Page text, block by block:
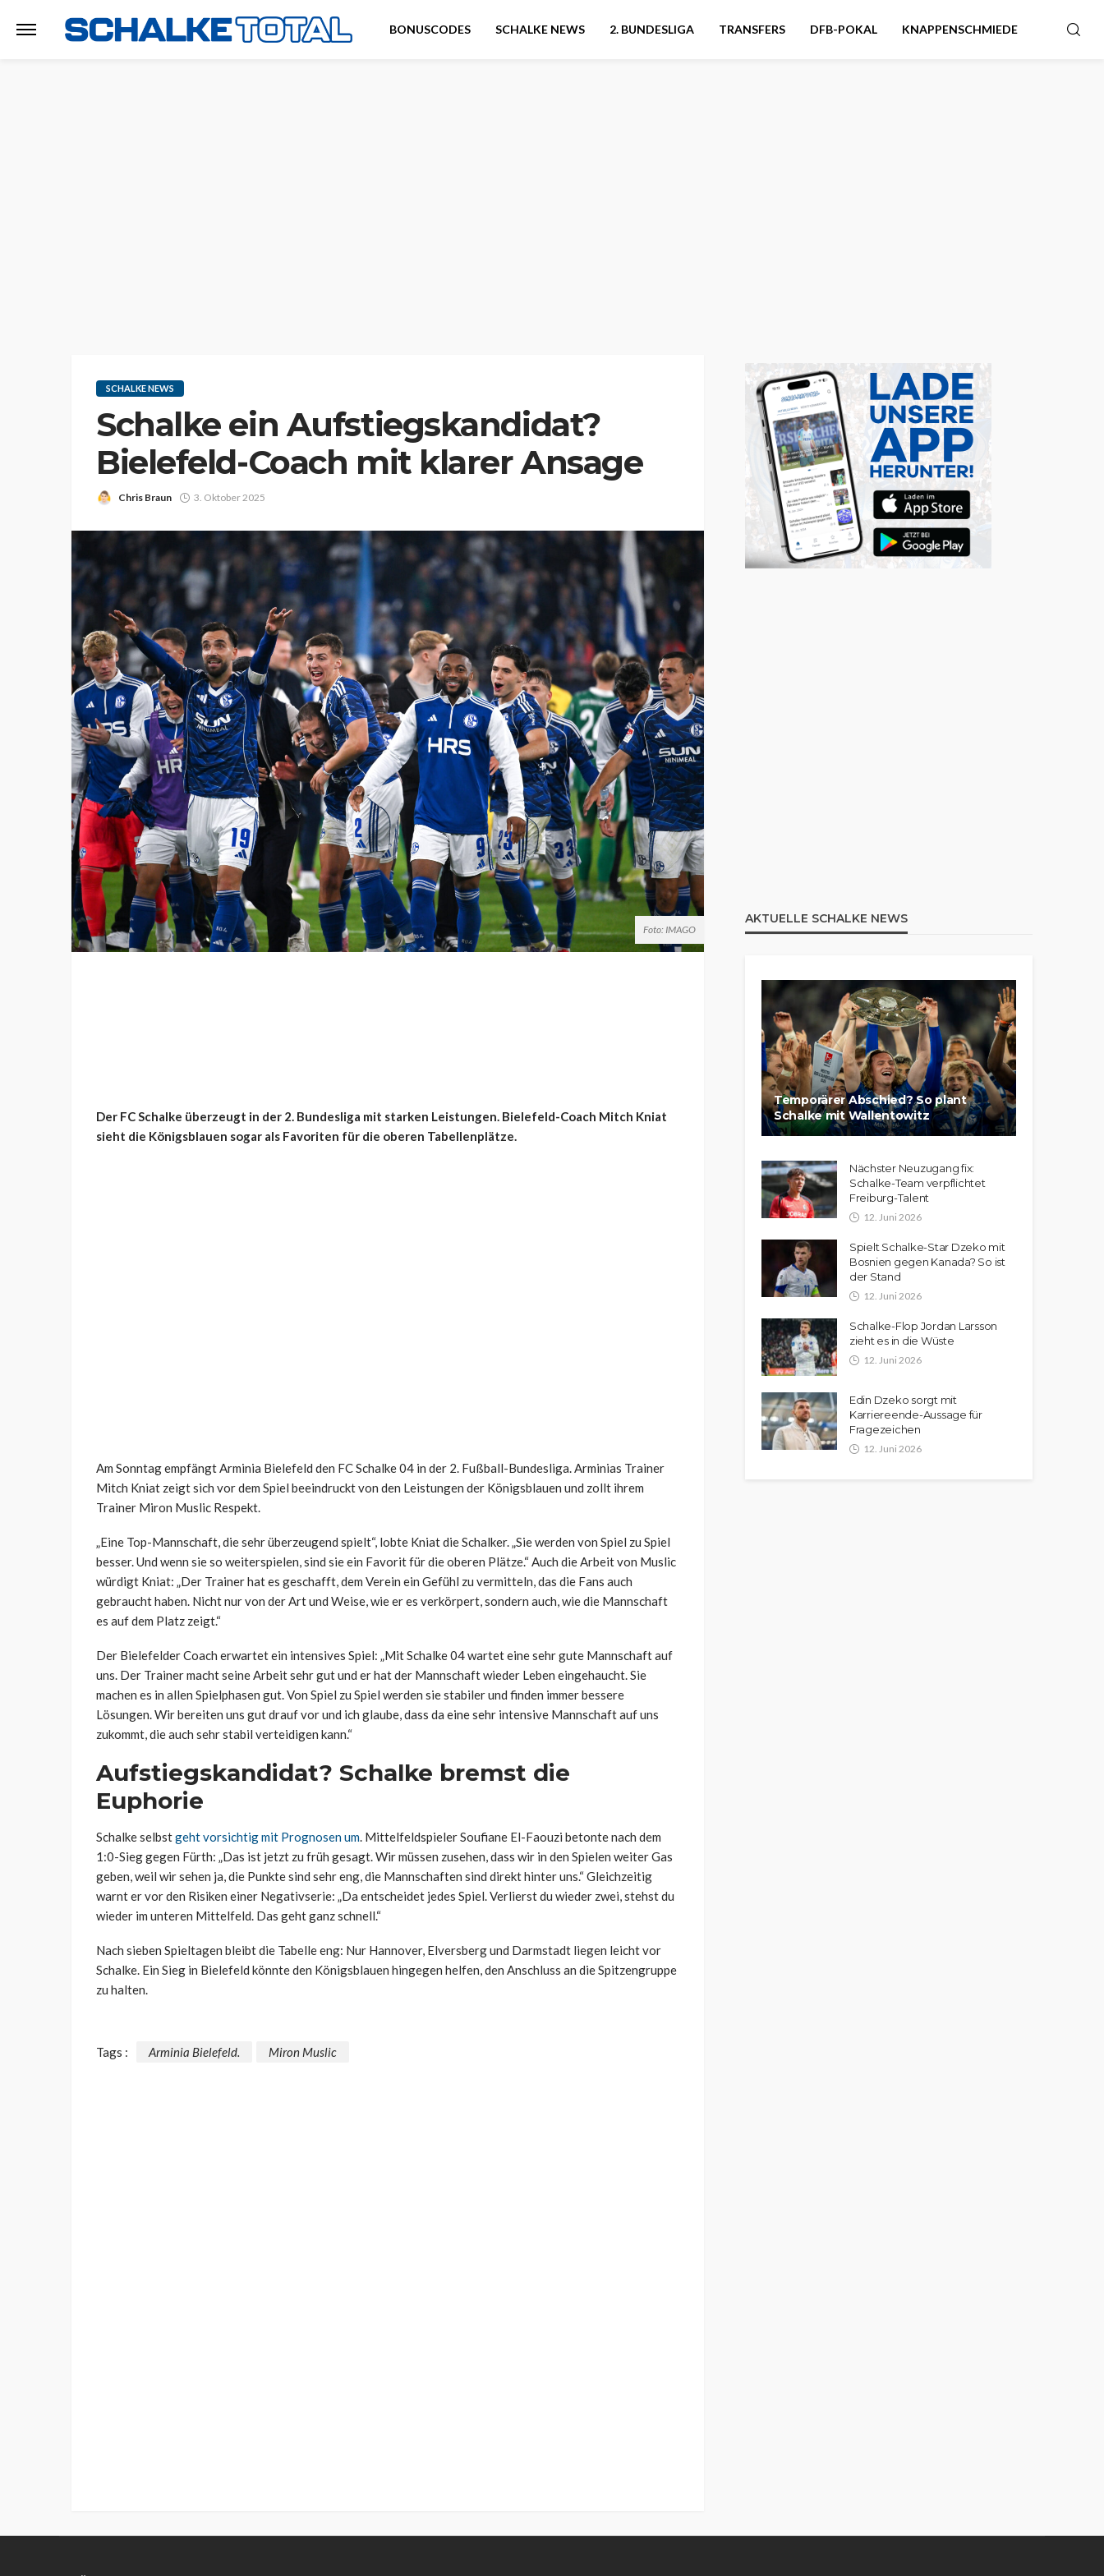
BONUSCODES SCHALKE NEWS 2. BUNDESLIGA TRANSFERS DFB-POKAL KNAPPENSCHMIEDE
SCHALKE NEWS
Schalke ein Aufstiegskandidat?
Bielefeld-Coach mit klarer Ansage
Chris Braun 3. Oktober 2025
Foto: IMAGO
Der FC Schalke überzeugt in der 2. Bundesliga mit starken Leistungen. Bielefeld-Coach Mitch Kniat
sieht die Königsblauen sogar als Favoriten für die oberen Tabellenplätze.
Am Sonntag empfängt Arminia Bielefeld den FC Schalke 04 in der 2. Fußball-Bundesliga. Arminias Trainer
Mitch Kniat zeigt sich vor dem Spiel beeindruckt von den Leistungen der Königsblauen und zollt ihrem
Trainer Miron Muslic Respekt.
„Eine Top-Mannschaft, die sehr überzeugend spielt“, lobte Kniat die Schalker. „Sie werden von Spiel zu Spiel
besser. Und wenn sie so weiterspielen, sind sie ein Favorit für die oberen Plätze.“ Auch die Arbeit von Muslic
würdigt Kniat: „Der Trainer hat es geschafft, dem Verein ein Gefühl zu vermitteln, das die Fans auch
gebraucht haben. Nicht nur von der Art und Weise, wie er es verkörpert, sondern auch, wie die Mannschaft
es auf dem Platz zeigt.“
Der Bielefelder Coach erwartet ein intensives Spiel: „Mit Schalke 04 wartet eine sehr gute Mannschaft auf
uns. Der Trainer macht seine Arbeit sehr gut und er hat der Mannschaft wieder Leben eingehaucht. Sie
machen es in allen Spielphasen gut. Von Spiel zu Spiel werden sie stabiler und finden immer bessere
Lösungen. Wir bereiten uns gut drauf vor und ich glaube, dass da eine sehr intensive Mannschaft auf uns
zukommt, die auch sehr stabil verteidigen kann.“
Aufstiegskandidat? Schalke bremst die
Euphorie
Schalke selbstgeht vorsichtig mit Prognosen um. Mittelfeldspieler Soufiane El-Faouzi betonte nach dem
1:0-Sieg gegen Fürth: „Das ist jetzt zu früh gesagt. Wir müssen zusehen, dass wir in den Spielen weiter Gas
geben, weil wir sehen ja, die Punkte sind sehr eng, die Mannschaften sind direkt hinter uns.“ Gleichzeitig
warnt er vor den Risiken einer Negativserie: „Da entscheidet jedes Spiel. Verlierst du wieder zwei, stehst du
wieder im unteren Mittelfeld. Das geht ganz schnell.“
Nach sieben Spieltagen bleibt die Tabelle eng: Nur Hannover, Elversberg und Darmstadt liegen leicht vor
Schalke. Ein Sieg in Bielefeld könnte den Königsblauen hingegen helfen, den Anschluss an die Spitzengruppe
zu halten.
Tags : Arminia Bielefeld. Miron Muslic
AKTUELLE SCHALKE NEWS
Temporärer Abschied? So plant
Schalke mit Wallentowitz
Nächster Neuzugang fix:
Schalke-Team verpflichtet
Freiburg-Talent
12. Juni 2026
Spielt Schalke-Star Dzeko mit
Bosnien gegen Kanada? So ist
der Stand
12. Juni 2026
Schalke-Flop Jordan Larsson
zieht es in die Wüste
12. Juni 2026
Edin Dzeko sorgt mit
Karriereende-Aussage für
Fragezeichen
12. Juni 2026